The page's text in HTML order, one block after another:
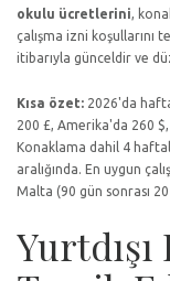
okulu ücretlerini,
çalışma izni koşullarını
itibarıyla günceldir ve
Kısa özet: 2026'da
200 £, Amerika'da 260
Konaklama dahil 4
aralığında. En uygun
Malta (90 gün sonrası